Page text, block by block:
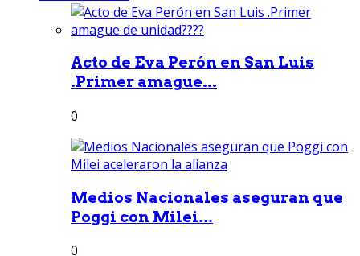
Acto de Eva Perón en San Luis
.Primer amague...
0
Medios Nacionales aseguran que
Poggi con Milei...
0